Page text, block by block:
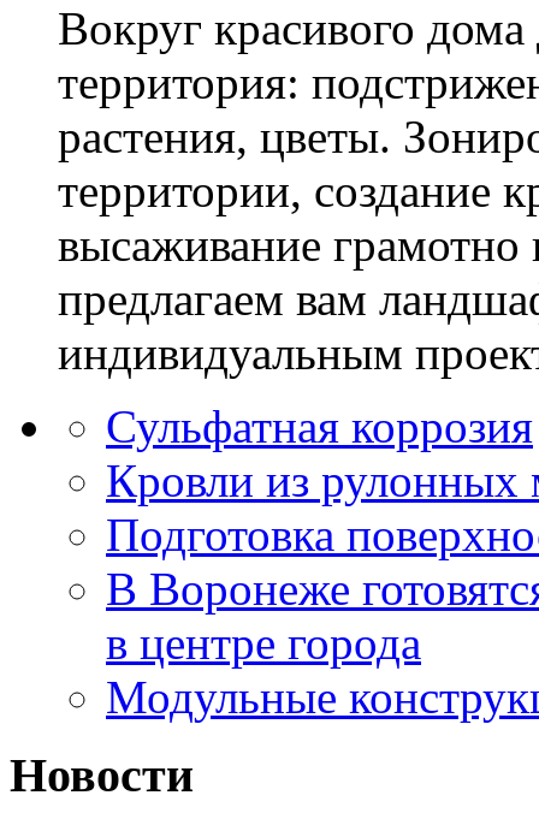
Вокруг красивого
территория:
растения, цветы.
территории, создание
высаживание
предлагаем вам
индивидуальным
Сульфатная коррозия
Кровли из рулонных
Подготовка
В Воронеже
в центре города
Модульные
Новости